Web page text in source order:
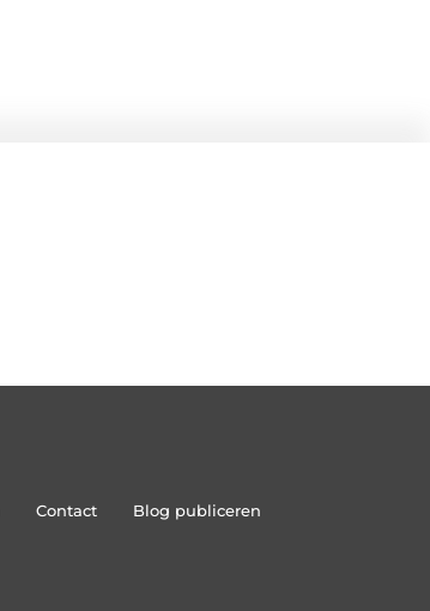
Contact
Blog publiceren